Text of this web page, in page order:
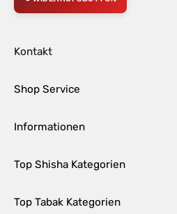
Kontakt
Shop Service
Informationen
Top Shisha Kategorien
Top Tabak Kategorien